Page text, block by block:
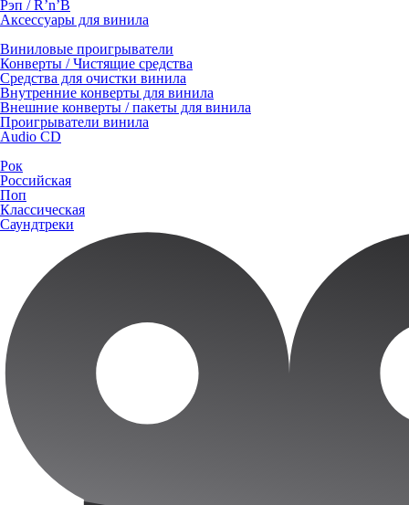
Рэп / R’n’B
Аксессуары для винила
Виниловые проигрыватели
Конверты / Чистящие средства
Средства для очистки винила
Внутренние конверты для винила
Внешние конверты / пакеты для винила
Проигрыватели винила
Audio CD
Рок
Российская
Поп
Классическая
Саундтреки